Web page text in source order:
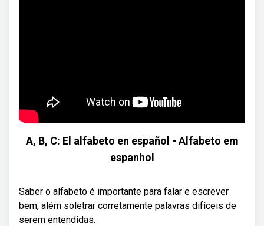
A, B, C: El alfabeto en español - Alfabeto em
espanhol
Saber o alfabeto é importante para falar e escrever
bem, além soletrar corretamente palavras difíceis de
serem entendidas.